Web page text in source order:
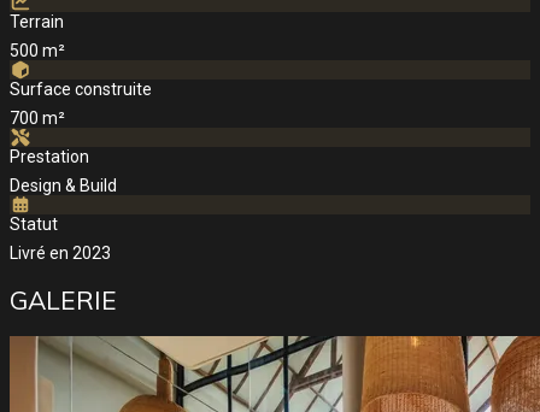
Terrain
500 m²
Surface construite
700 m²
Prestation
Design & Build
Statut
Livré en 2023
GALERIE